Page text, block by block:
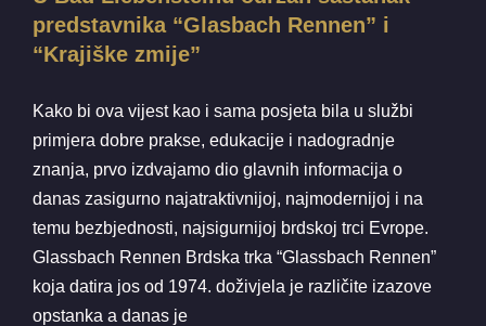
predstavnika “Glasbach Rennen” i
“Krajiške zmije”
Kako bi ova vijest kao i sama posjeta bila u službi
primjera dobre prakse, edukacije i nadogradnje
znanja, prvo izdvajamo dio glavnih informacija o
danas zasigurno najatraktivnijoj, najmodernijoj i na
temu bezbjednosti, najsigurnijoj brdskoj trci Evrope.
Glassbach Rennen Brdska trka “Glassbach Rennen”
koja datira jos od 1974. doživjela je različite izazove
opstanka a danas je